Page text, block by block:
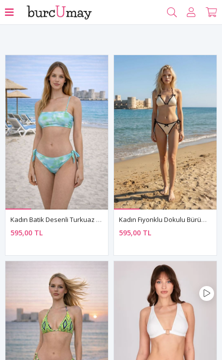
Filtrele
Kadın Batik Desenli Turkuaz Bikini Takımı Bağlamalı İki Parça Yazlık Mayo
595,00 TL
Kadın Fiyonklu Dokulu Bürümcük Kumaş Yandan Bağlamalı Bikini Takımı
595,00 TL